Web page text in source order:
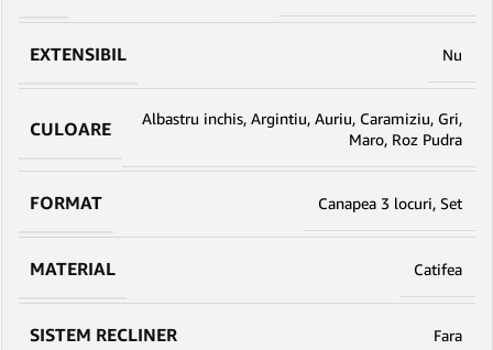
EXTENSIBIL Nu
CULOARE Albastru inchis, Argintiu, Auriu, Caramiziu, Gri,
Maro, Roz Pudra
FORMAT Canapea 3 locuri, Set
MATERIAL Catifea
SISTEM RECLINER Fara